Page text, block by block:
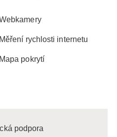
Měření rychlosti internetu
Mapa pokrytí
podpora